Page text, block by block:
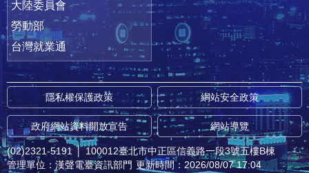
大陸委員會
勞動部
台灣就業通
隱私權保護政策 網站安全政策
政府網站資料開放宣告 網站導覽
(02)2321-5191 │ 100012臺北市中正區信義路一段3號五樓B棟
管理單位：漢聲電臺資訊部門 更新時間：2026/08/07 17:04